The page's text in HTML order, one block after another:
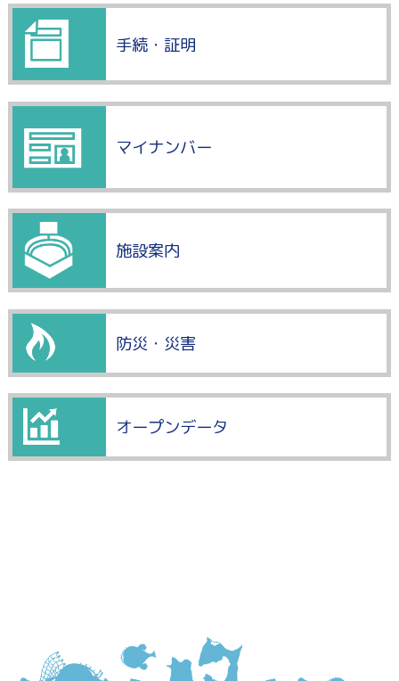
手続・証明
マイナンバー
施設案内
防災・災害
オープンデータ